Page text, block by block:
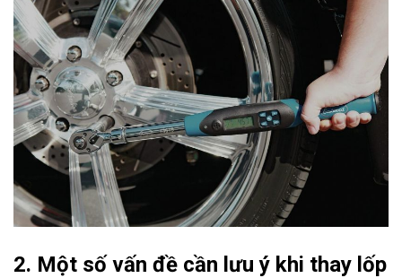
2. Một số vấn đề cần lưu ý khi thay lốp